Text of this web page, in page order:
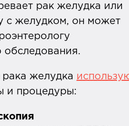
рак желудка или
с желудком, он может
рака желудка
и процедуры: